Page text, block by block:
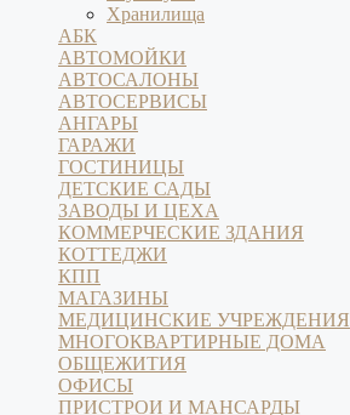
Хранилища
АБК
АВТОМОЙКИ
АВТОСАЛОНЫ
АВТОСЕРВИСЫ
АНГАРЫ
ГАРАЖИ
ГОСТИНИЦЫ
ДЕТСКИЕ САДЫ
ЗАВОДЫ И ЦЕХА
КОММЕРЧЕСКИЕ ЗДАНИЯ
КОТТЕДЖИ
КПП
МАГАЗИНЫ
МЕДИЦИНСКИЕ УЧРЕЖДЕНИЯ
МНОГОКВАРТИРНЫЕ ДОМА
ОБЩЕЖИТИЯ
ОФИСЫ
ПРИСТРОИ И МАНСАРДЫ